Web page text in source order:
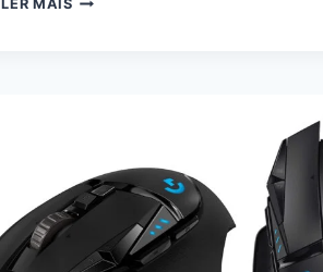
LER MAIS